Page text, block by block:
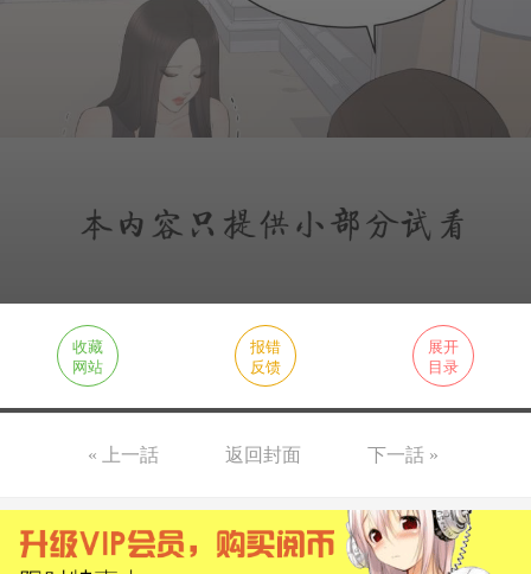
收藏
网站
报错
反馈
展开
目录
« 上一話 返回封面 下一話 »